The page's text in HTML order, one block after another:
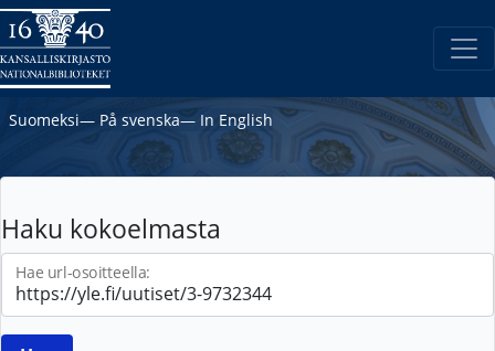
Suomeksi― På svenska― In English
Haku kokoelmasta
Hae url-osoitteella: